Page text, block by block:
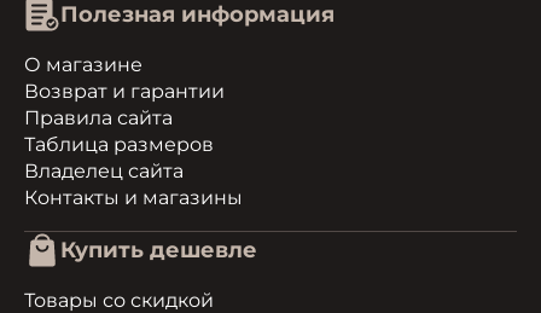
Полезная информация
О магазине
Возврат и гарантии
Правила сайта
Таблица размеров
Владелец сайта
Контакты и магазины
Купить дешевле
Товары со скидкой